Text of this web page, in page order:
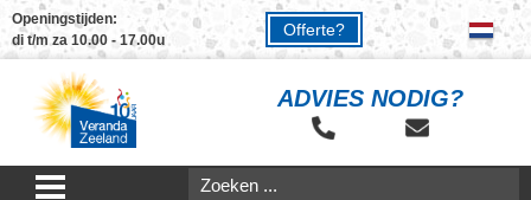
Openingstijden:
di t/m za 10.00 - 17.00u
Offerte?
ADVIES NODIG?